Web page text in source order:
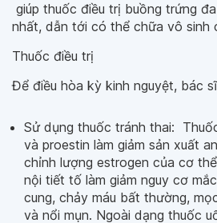
giúp thuốc điều trị buồng trứng
nhất, dẫn tới có thể chữa vô sinh
Thuốc điều trị
Để điều hòa kỳ kinh nguyệt, bác
Sử dụng thuốc tránh thai:
và proestin làm giảm sản xuất
chỉnh lượng estrogen của cơ
nội tiết tố làm giảm nguy cơ
cung, chảy máu bất thường,
và nổi mụn. Ngoài dạng thuốc